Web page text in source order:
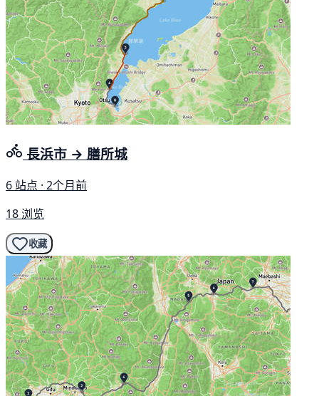
長浜市 → 膳所城
6 站点 · 2个月前
18 浏览
收藏